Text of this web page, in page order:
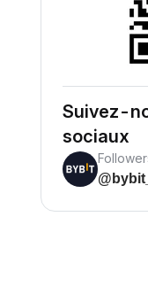
Suivez-
sociaux